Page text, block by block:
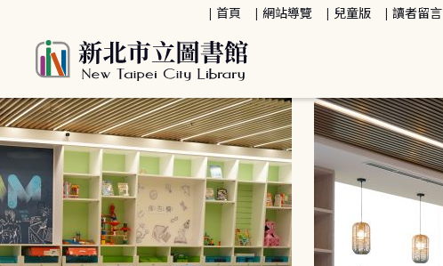
首頁 網站導覽 兒童版 讀者留言